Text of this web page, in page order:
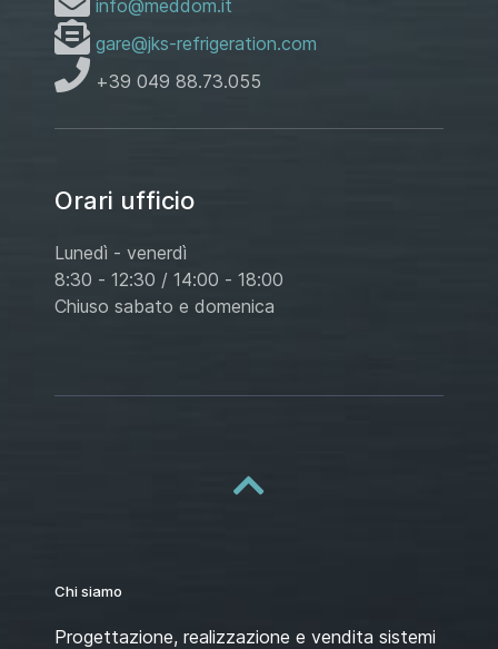
info@meddom.it
gare@jks-refrigeration.com
+39 049 88.73.055
Orari ufficio
Lunedì - venerdì
8:30 - 12:30 / 14:00 - 18:00
Chiuso sabato e domenica
Chi siamo
Progettazione, realizzazione e vendita sistemi